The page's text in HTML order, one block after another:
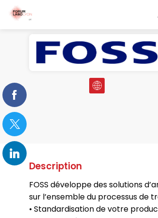
Description
FOSS développe des solutions
sur l’ensemble du processus de
• Standardisation de votre